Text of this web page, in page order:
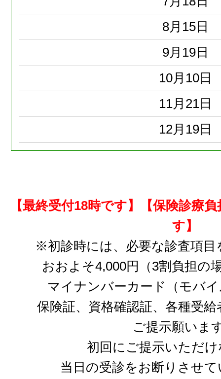
8月 15日
9月 19日
10月 10日
11月 21日
12月 19日
【最終受付18時です】【保険診療
す】
※初診時には、必要な診査項
おおよそ4,000円（3割負担の
マイナンバーカード（モバ
保険証、資格確認証、各種受
ご提示願いま
初回にご提示いただ
当日の受診をお断りさせ